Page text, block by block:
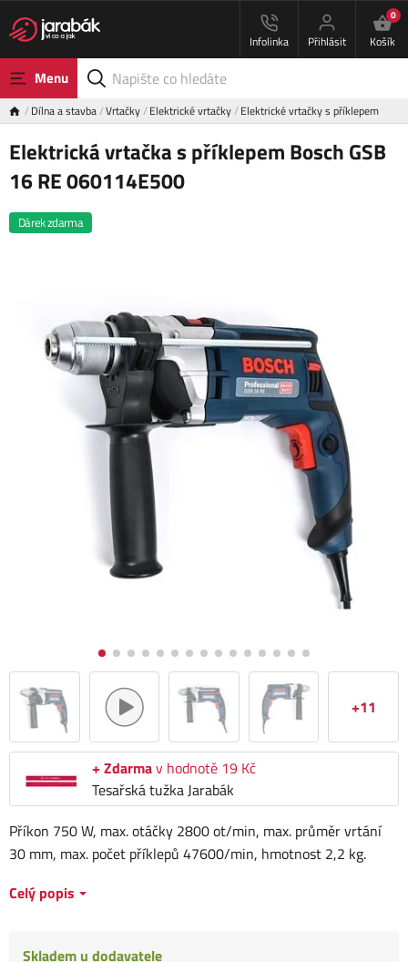
Infolinka Přihlásit
0
Košík
Menu
Dílna a stavba Vrtačky Elektrické vrtačky Elektrické vrtačky s příklepem
Elektrická vrtačka s příklepem Bosch GSB
16 RE 060114E500
Dárek zdarma
+11
+ Zdarmav hodnotě 19 Kč
Tesařská tužka Jarabák
Příkon 750 W, max. otáčky 2800 ot/min, max. průměr vrtání
30 mm, max. počet příklepů 47600/min, hmotnost 2,2 kg.
Celý popis
Skladem u dodavatele